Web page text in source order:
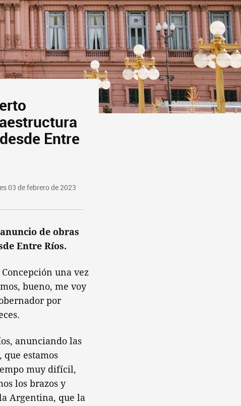
Entre
03 de febrero de 2023
de obras
Entre Ríos.
una vez
bueno, me voy
por
anunciando las
que estamos
muy difícil,
los brazos y
Argentina, que la